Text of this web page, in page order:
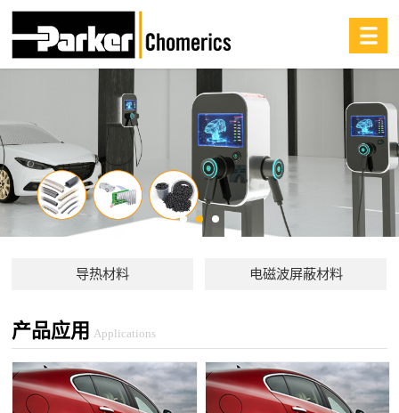
导热材料 电磁波屏蔽材料
产品应用 Applications